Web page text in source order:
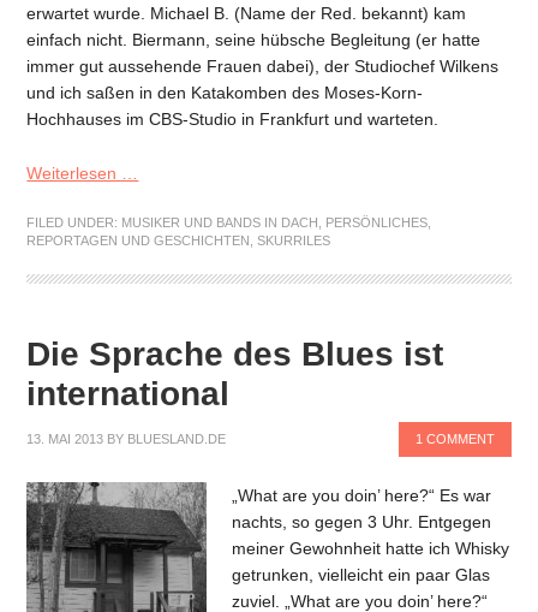
erwartet wurde. Michael B. (Name der Red. bekannt) kam
einfach nicht. Biermann, seine hübsche Begleitung (er hatte
immer gut aussehende Frauen dabei), der Studiochef Wilkens
und ich saßen in den Katakomben des Moses-Korn-
Hochhauses im CBS-Studio in Frankfurt und warteten.
Weiterlesen …
FILED UNDER: MUSIKER UND BANDS IN DACH PERSÖNLICHES
REPORTAGEN UND GESCHICHTEN ,SKURRILES
Die Sprache des Blues ist
international
13. MAI 2013 BY BLUESLAND.DE 1 COMMENT
„What are you doin’ here?“ Es war
nachts, so gegen 3 Uhr. Entgegen
meiner Gewohnheit hatte ich Whisky
getrunken, vielleicht ein paar Glas
zuviel. „What are you doin’ here?“